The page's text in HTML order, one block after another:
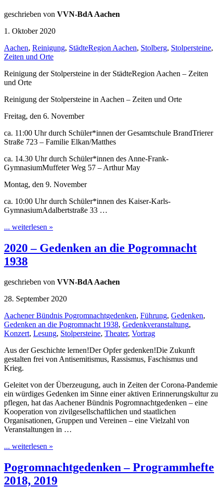
geschrieben von VVN-BdA Aachen
1. Oktober 2020
Aachen, Reinigung, StädteRegion Aachen, Stolberg, Stolpersteine,
Zeiten und Orte
Reinigung der Stolpersteine in der StädteRegion Aachen – Zeiten
und Orte
Reinigung der Stolpersteine in Aachen – Zeiten und Orte
Freitag, den 6. November
ca. 11:00 Uhr durch Schüler*innen der Gesamtschule BrandTrierer
Straße 723 – Familie Elkan/Matthes
ca. 14.30 Uhr durch Schüler*innen des Anne-Frank-
GymnasiumMuffeter Weg 57 – Arthur May
Montag, den 9. November
ca. 10:00 Uhr durch Schüler*innen des Kaiser-Karls-
GymnasiumAdalbertstraße 33 …
... weiterlesen »
2020 – Gedenken an die Pogromnacht
1938
geschrieben von VVN-BdA Aachen
28. September 2020
Aachener Bündnis Pogromnachtgedenken, Führung, Gedenken,
Gedenken an die Pogromnacht 1938, Gedenkveranstaltung,
Konzert, Lesung, Stolpersteine, Theater, Vortrag
Aus der Geschichte lernen!Der Opfer gedenken!Die Zukunft
gestalten frei von Antisemitismus, Rassismus, Faschismus und
Krieg.
Geleitet von der Überzeugung, auch in Zeiten der Corona-Pandemie
ein würdiges Gedenken im Sinne einer aktiven Erinnerungskultur zu
pflegen, hat das Aachener Bündnis Pogromnachtgedenken – eine
Kooperation von zivilgesellschaftlichen und staatlichen
Organisationen, Gruppen und Vereinen – eine Vielzahl von
Veranstaltungen in …
... weiterlesen »
Pogromnachtgedenken – Programmhefte
2018, 2019